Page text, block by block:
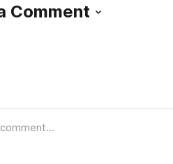
Comment